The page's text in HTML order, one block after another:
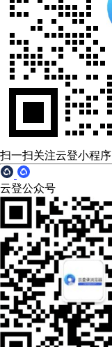
扫一扫关注云登小程序
云登公众号